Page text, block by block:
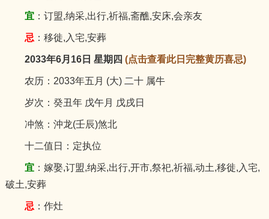
宜：订盟,纳采,出行,祈福,斋醮,安床,会亲友
忌 ：移徙,入宅,安葬
2033年6月16日 星期四 (点击查看此日完整黄历喜忌)
农历：2033年五月 (大) 二十 属牛
岁次：癸丑年 戊午月 戊戌日
冲煞：沖龙(壬辰)煞北
十二值日：定执位
宜：嫁娶,订盟,纳采,出行,开市,祭祀,祈福,动土,移徙,入宅,
破土,安葬
忌 ：作灶